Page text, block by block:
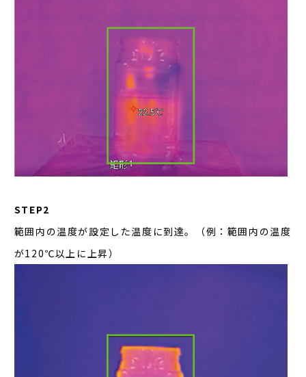
STEP2
範囲内の温度が設定した温度に到達。（例：範囲内の温度
が120℃以上に上昇）